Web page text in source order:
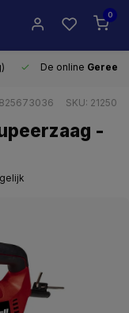
0
De online
SKU: 21250
-